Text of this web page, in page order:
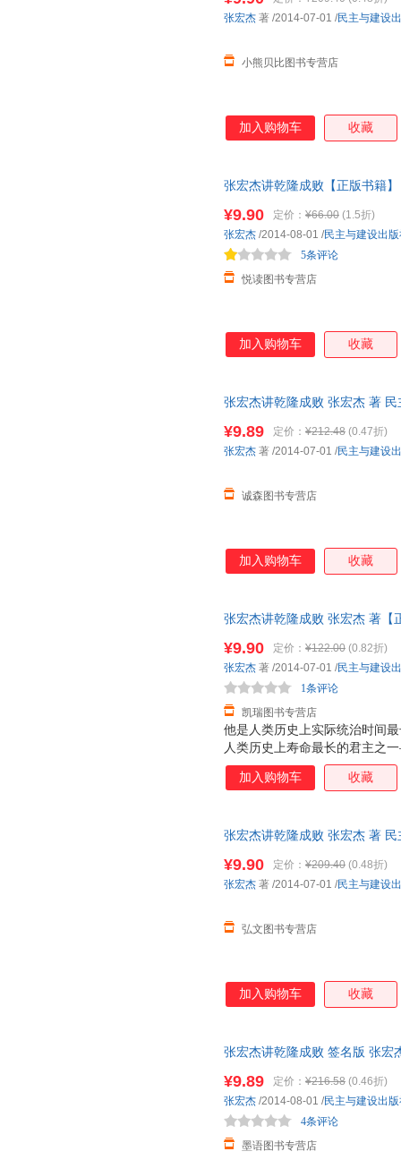
小熊贝比图书专营店
张宏杰 著 /2014-07-01 /民主与建设
加入购物车 收藏
张宏杰讲乾隆成败【正版书籍
¥9.90 定价： ¥66.00 (1.5折)
悦读图书专营店
5条评论
张宏杰 /2014-08-01 /民主与建设出
加入购物车 收藏
张宏杰讲乾隆成败 张宏杰 著
¥9.89 定价： ¥212.48 (0.47折)
诚森图书专营店
张宏杰 著 /2014-07-01 /民主与建设
加入购物车 收藏
张宏杰讲乾隆成败 张宏杰 著【
他是人类历史上实际统治时间
人类历史上寿命最长的君主之
蔼又刻薄，既节俭又奢靡，既
辉煌的统治成绩，将康乾盛世
个集政治家、学者、诗人、旅
¥9.90 定价： ¥122.00 (0.82折)
凯瑞图书专营店
1条评论
张宏杰 著 /2014-07-01 /民主与建设
加入购物车 收藏
张宏杰讲乾隆成败 张宏杰 著
¥9.90 定价： ¥209.40 (0.48折)
弘文图书专营店
张宏杰 著 /2014-07-01 /民主与建设
加入购物车 收藏
张宏杰讲乾隆成败 签名版 张宏
¥9.89 定价： ¥216.58 (0.46折)
墨语图书专营店
4条评论
张宏杰 /2014-08-01 /民主与建设出